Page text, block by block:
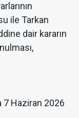
ile Tarkan
dair kararın
7 Haziran 2026